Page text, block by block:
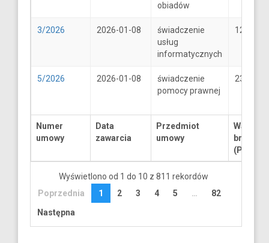
Numer
umowy
Data
zawarcia
Przedmiot
umowy
Wartość
brutto
(PLN)
obiadów
3/2026 2026-01-08
świadczenie
usług
informatycznych
1250
5/2026 2026-01-08
świadczenie
pomocy prawnej
2300
Wyświetlono od 1 do 10 z 811 rekordów
Poprzednia
1 2 3 4 5 …
82
Następna